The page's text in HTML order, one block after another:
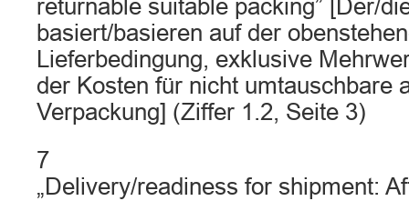
returnable suitable packing” [Der/
basiert/basieren auf der
Lieferbedingung, exklusive
der Kosten für nicht umtauschbare
Verpackung] (Ziffer 1.2, Seite 3)
7
„Delivery/readiness for shipment: